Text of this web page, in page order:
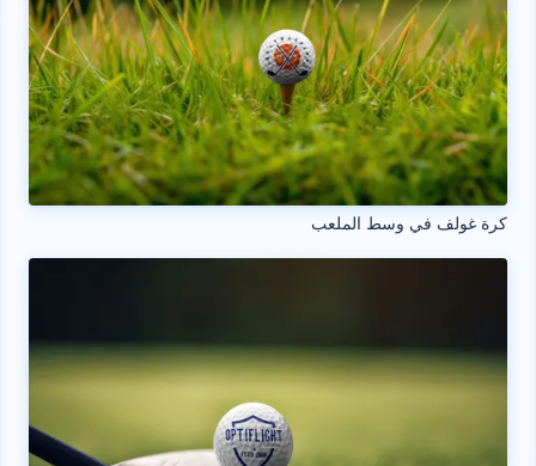
كرة غولف في وسط الملعب